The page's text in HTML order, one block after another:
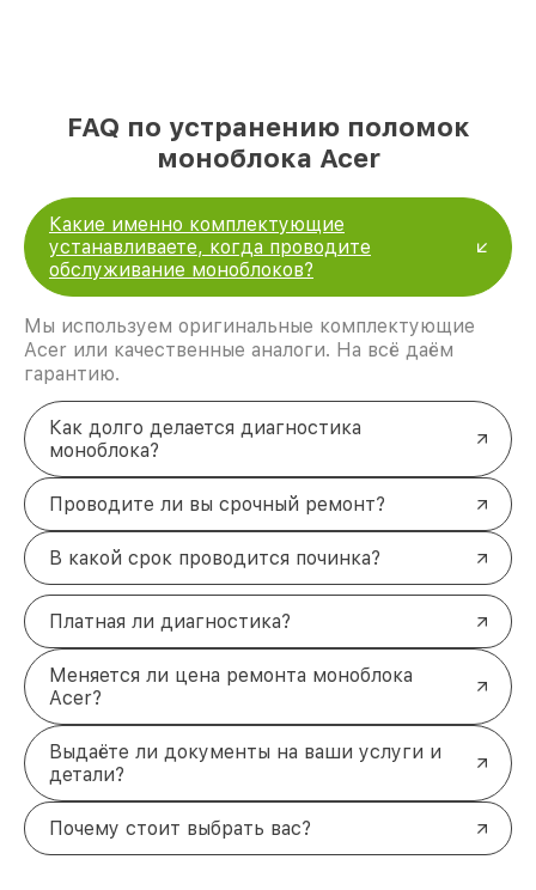
FAQ по устранению поломок
моноблока Acer
Какие именно комплектующие
устанавливаете, когда проводите
обслуживание моноблоков?
Мы используем оригинальные комплектующие
Acer или качественные аналоги. На всё даём
гарантию.
Как долго делается диагностика
моноблока?
Проводите ли вы срочный ремонт?
В какой срок проводится починка?
Платная ли диагностика?
Меняется ли цена ремонта моноблока
Acer?
Выдаёте ли документы на ваши услуги и
детали?
Почему стоит выбрать вас?